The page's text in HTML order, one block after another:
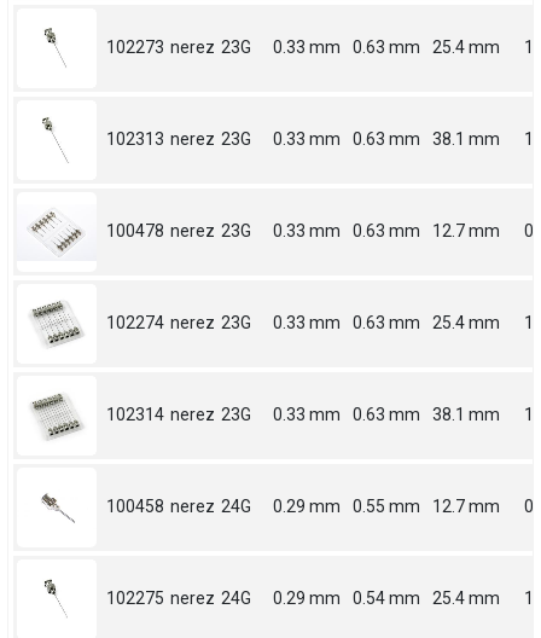
102273 nerez 23G 0.33 mm 0.63 mm 25.4 mm 1
102313 nerez 23G 0.33 mm 0.63 mm 38.1 mm
100478 nerez 23G 0.33 mm 0.63 mm 12.7 mm
102274 nerez 23G 0.33 mm 0.63 mm 25.4 mm 1
102314 nerez 23G 0.33 mm 0.63 mm 38.1 mm
100458 nerez 24G 0.29 mm 0.55 mm 12.7 mm
102275 nerez 24G 0.29 mm 0.54 mm 25.4 mm 1